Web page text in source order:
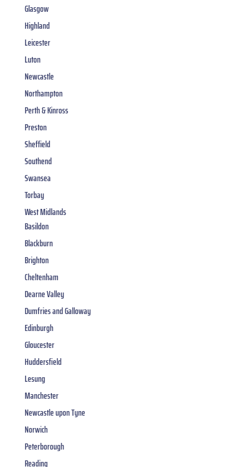
Glasgow
Highland
Leicester
Luton
Newcastle
Northampton
Perth & Kinross
Preston
Sheffield
Southend
Swansea
Torbay
West Midlands
Basildon
Blackburn
Brighton
Cheltenham
Dearne Valley
Dumfries and Galloway
Edinburgh
Gloucester
Huddersfield
Lesung
Manchester
Newcastle upon Tyne
Norwich
Peterborough
Reading